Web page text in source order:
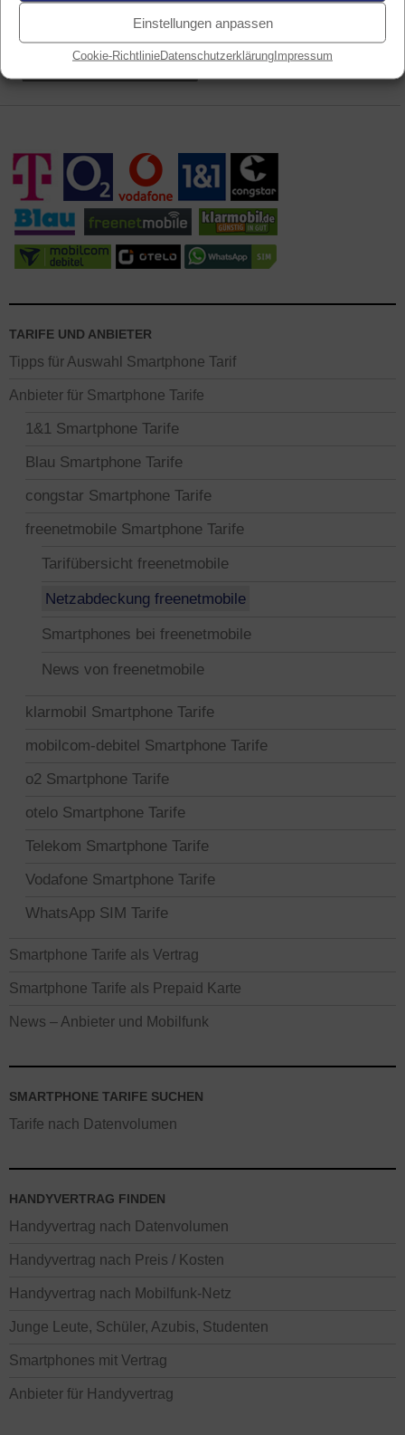
Einstellungen anpassen
Cookie-RichtlinieDatenschutzerklärungImpressum
telefonisch entgegen.
TARIFE UND ANBIETER
Tipps für Auswahl Smartphone Tarif
Anbieter für Smartphone Tarife
1&1 Smartphone Tarife
Blau Smartphone Tarife
congstar Smartphone Tarife
freenetmobile Smartphone Tarife
Tarifübersicht freenetmobile
Netzabdeckung freenetmobile
Smartphones bei freenetmobile
News von freenetmobile
klarmobil Smartphone Tarife
mobilcom-debitel Smartphone Tarife
o2 Smartphone Tarife
otelo Smartphone Tarife
Telekom Smartphone Tarife
Vodafone Smartphone Tarife
WhatsApp SIM Tarife
Smartphone Tarife als Vertrag
Smartphone Tarife als Prepaid Karte
News – Anbieter und Mobilfunk
SMARTPHONE TARIFE SUCHEN
Tarife nach Datenvolumen
HANDYVERTRAG FINDEN
Handyvertrag nach Datenvolumen
Handyvertrag nach Preis / Kosten
Handyvertrag nach Mobilfunk-Netz
Junge Leute, Schüler, Azubis, Studenten
Smartphones mit Vertrag
Anbieter für Handyvertrag